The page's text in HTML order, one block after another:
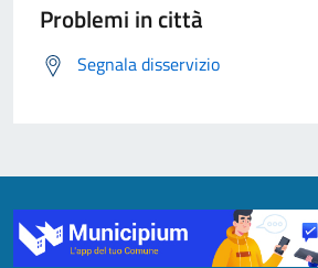
Problemi in città
Segnala disservizio